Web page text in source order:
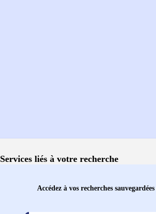
Services liés à votre recherche
Accédez à vos recherches